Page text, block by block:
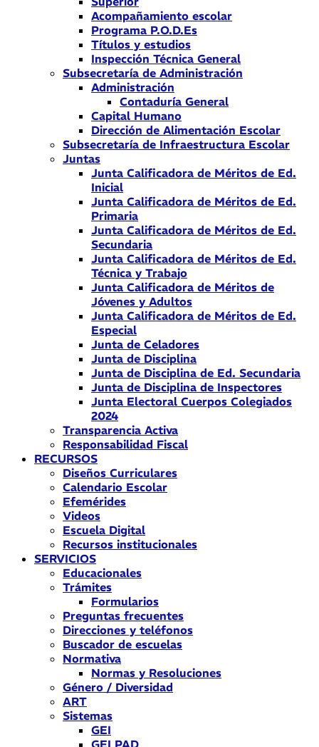
Acompañamiento escolar
Programa P.O.D.Es
Títulos y estudios
Inspección Técnica General
Subsecretaría de Administración
Administración
Contaduría General
Capital Humano
Dirección de Alimentación Escolar
Subsecretaría de Infraestructura Escolar
Juntas
Junta Calificadora de Méritos de Ed.
Inicial
Junta Calificadora de Méritos de Ed.
Primaria
Junta Calificadora de Méritos de Ed.
Secundaria
Junta Calificadora de Méritos de Ed.
Técnica y Trabajo
Junta Calificadora de Méritos de
Jóvenes y Adultos
Junta Calificadora de Méritos de Ed.
Especial
Junta de Celadores
Junta de Disciplina
Junta de Disciplina de Ed. Secundaria
Junta de Disciplina de Inspectores
Junta Electoral Cuerpos Colegiados
2024
Transparencia Activa
Responsabilidad Fiscal
RECURSOS
Diseños Curriculares
Calendario Escolar
Efemérides
Videos
Escuela Digital
Recursos institucionales
SERVICIOS
Educacionales
Trámites
Formularios
Preguntas frecuentes
Direcciones y teléfonos
Buscador de escuelas
Normativa
Normas y Resoluciones
Género / Diversidad
ART
Sistemas
GEI
GEI PAD